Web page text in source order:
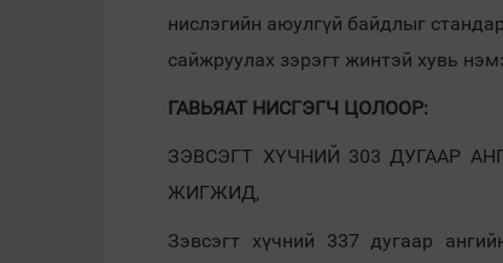
нислэгийн аюулгүй байдлыг
сайжруулах зэрэгт жинтэй хувь
ГАВЬЯАТ НИСГЭГЧ ЦОЛООР:
ЗЭВСЭГТ ХҮЧНИЙ 303 ДУГААР
ЖИГЖИД,
Зэвсэгт хүчний 337 дугаар